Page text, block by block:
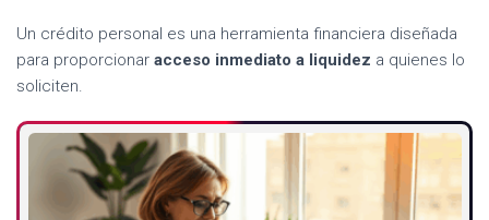
Un crédito personal es una herramienta financiera diseñada
para proporcionar acceso inmediato a liquidez a quienes lo
soliciten.